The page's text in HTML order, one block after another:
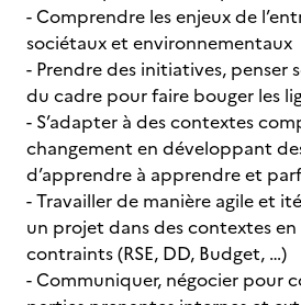
- Comprendre les enjeux de
sociétaux et environnementaux
- Prendre des initiatives, penser
du cadre pour faire bouger les
- S’adapter à des contextes
changement en développant
d’apprendre à apprendre et
- Travailler de manière agile et
un projet dans des contextes
contraints (RSE, DD, Budget, …)
- Communiquer, négocier pour